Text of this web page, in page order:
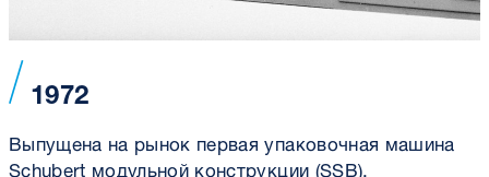
1972
Выпущена на рынок первая упаковочная машина
Schubert модульной конструкции (SSB).